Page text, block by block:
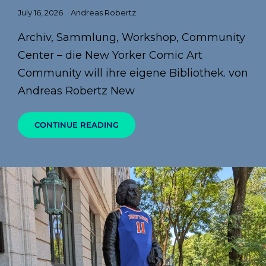
Posted
July 16, 2026 Andreas Robertz
Archiv, Sammlung, Workshop, Community
Center – die New Yorker Comic Art
Community will ihre eigene Bibliothek. von
Andreas Robertz New
CONTINUE READING
WORKING